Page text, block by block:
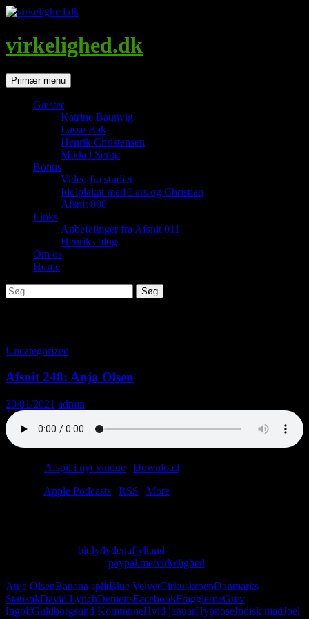
Hop
indhold
virkelighed.dk
SøgPrimær menu
Gæster
Katrine Baunvig
Lasse Bak
Henrik Christensen
Mikkel Serup
Bonus
Video fra studiet
Idolplakat med Lars og Christian
Afsnit 000
Links
Anbefalinger fra Afsnit 011
Henriks blog
Om os
Home
Søg
efter:
Uncategorized
Afsnit 248: Anja Olsen
20/01/2021 admin
Afspil i nyt vindue Download
Apple Podcasts RSS
More
bit.ly/lydenafjylland
paypal.me/virkelighed
Anja OlsenBanana splitBlue VelvetCirkuskroenDanmarks
StatistikDavid LynchDemensFacebookFragglerneGrev
IngolfGuldborgsund KommuneHvid januarHypnoseIndisk madJoel